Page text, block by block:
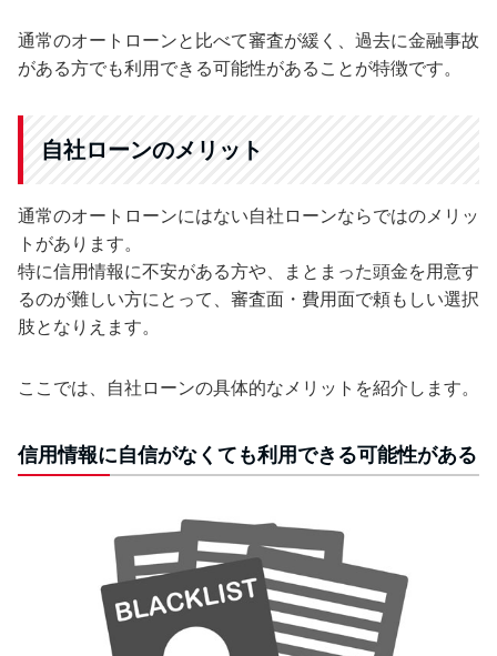
通常のオートローンと比べて審査が緩く、過去に金融事故
がある方でも利用できる可能性があることが特徴です。
自社ローンのメリット
通常のオートローンにはない自社ローンならではのメリッ
トがあります。
特に信用情報に不安がある方や、まとまった頭金を用意す
るのが難しい方にとって、審査面・費用面で頼もしい選択
肢となりえます。
ここでは、自社ローンの具体的なメリットを紹介します。
信用情報に自信がなくても利用できる可能性がある